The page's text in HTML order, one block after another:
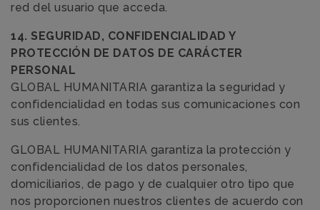
red del usuario que acceda.
14. SEGURIDAD, CONFIDENCIALIDAD Y
PROTECCIÓN DE DATOS DE CARÁCTER
PERSONAL
GLOBAL HUMANITARIA garantiza la seguridad y
confidencialidad en todas sus comunicaciones con
sus clientes.
GLOBAL HUMANITARIA garantiza la protección y
confidencialidad de los datos personales,
domiciliarios, de pago y de cualquier otro tipo que
nos proporcionen nuestros clientes de acuerdo con